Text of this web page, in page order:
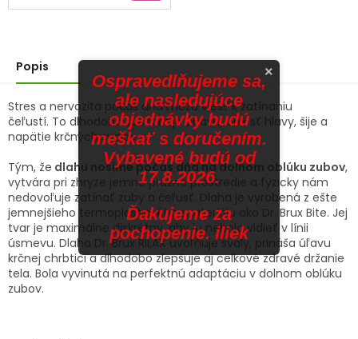
Popis
Stres a nervozita počas dňa môžu viesť k zatínaniu
čeľustí. To dlhodobo spôsobuje únavu, bolesť hlavy, šije a
napätie krčných svalov.
Tým, že dlahu nosíme počas dňa na dolnom oblúku zubov,
vytvára pri zhryze jemne pružné prostredie a fyzicky nám
nedovoľuje zatínať zuby a čeľusť. Dlaha je vyrobená z ešte
jemnejšieho termoplastického materiálu ako Dr. Brux Bite. Jej
tvar je maximálne diskrétny, aby ju nebolo vidieť v línii
úsmevu. Dlaha Dr. Brux RILAX uvoľňuje svaly, prináša úľavu
krčnej chrbtici a dlhodobo zlepšuje aj celkové zdravé držanie
tela. Bola vyvinutá na perfektnú adaptáciu v dolnom oblúku
zubov.
×
Ospravedlňujeme sa,
ale nasledujúce
objednávky budú
meškať s doručením.
Vybavené budú od
17.8.2026.
Ďakujeme za
pochopenie. iliek